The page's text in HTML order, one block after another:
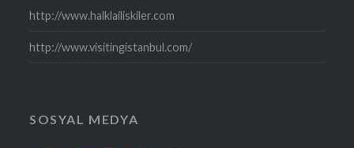
http://www.halklailiskiler.com
http://www.visitingistanbul.com/
SOSYAL MEDYA